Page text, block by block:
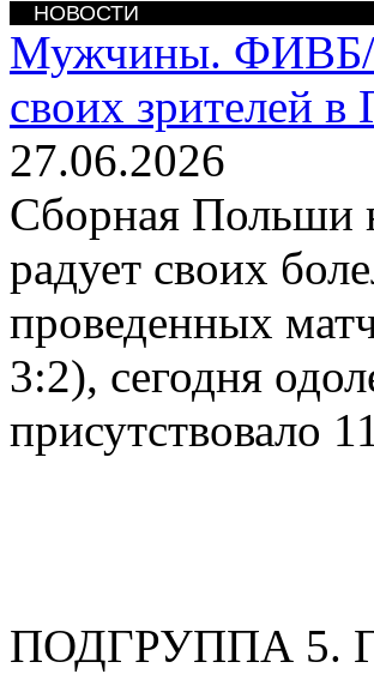
НОВОСТИ
Мужчины. ФИВБ/
своих зрителей в
27.06.2026
Сборная Польши
радует своих
проведенных
3:2), сегодня
присутствовало
ПОДГРУППА 5.